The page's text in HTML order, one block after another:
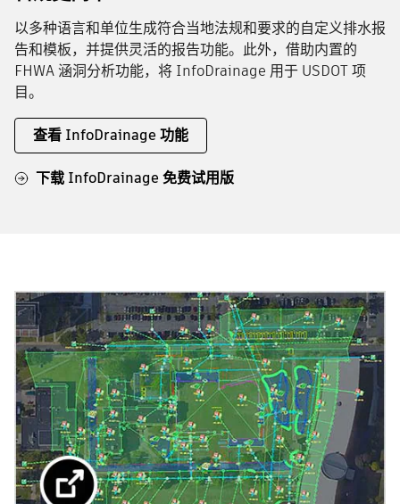
以多种语言和单位生成符合当地法规和要求的自定义排水报
告和模板，并提供灵活的报告功能。此外，借助内置的
FHWA 涵洞分析功能，将 InfoDrainage 用于 USDOT 项
目。
查看 InfoDrainage 功能
下载 InfoDrainage 免费试用版